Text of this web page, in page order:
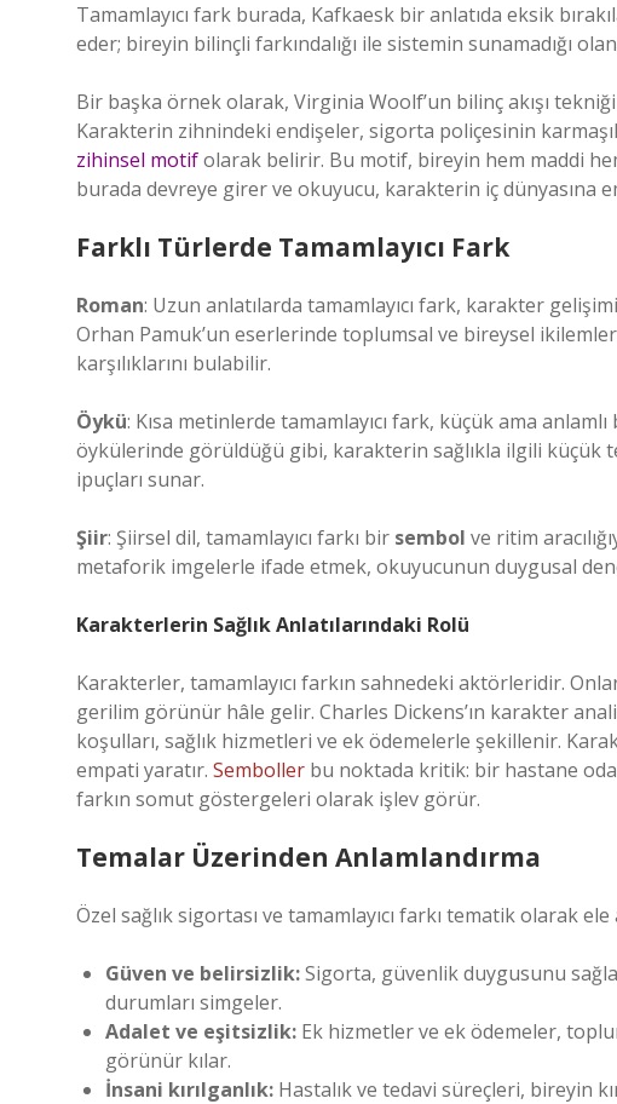
Tamamlayıcı fark burada, Kafkaesk bir anlatıda eksik
eder; bireyin bilinçli farkındalığı ile sistemin sunamadığı
Bir başka örnek olarak, Virginia Woolf’un bilinç akışı
Karakterin zihnindeki endişeler, sigorta poliçesinin
zihinsel motifolarak belirir. Bu motif, bireyin hem maddi
burada devreye girer ve okuyucu, karakterin iç dünyasına
Farklı Türlerde Tamamlayıcı Fark
Roman: Uzun anlatılarda tamamlayıcı fark, karakter
Orhan Pamuk’un eserlerinde toplumsal ve bireysel
karşılıklarını bulabilir.
Öykü: Kısa metinlerde tamamlayıcı fark, küçük ama
öykülerinde görüldüğü gibi, karakterin sağlıkla ilgili küçük
ipuçları sunar.
Şiir: Şiirsel dil, tamamlayıcı farkı bir sembol ve ritim
metaforik imgelerle ifade etmek, okuyucunun duygusal
Karakterlerin Sağlık Anlatılarındaki Rolü
Karakterler, tamamlayıcı farkın sahnedeki aktörleridir.
gerilim görünür hâle gelir. Charles Dickens’ın karakter
koşulları, sağlık hizmetleri ve ek ödemelerle şekillenir.
empati yaratır. Semboller bu noktada kritik: bir hastane
farkın somut göstergeleri olarak işlev görür.
Temalar Üzerinden Anlamlandırma
Özel sağlık sigortası ve tamamlayıcı farkı tematik olarak
Güven ve belirsizlik:Sigorta, güvenlik duygusunu
durumları simgeler.
Adalet ve eşitsizlik: Ek hizmetler ve ek ödemeler,
görünür kılar.
İnsani kırılganlık: Hastalık ve tedavi süreçleri, bireyin